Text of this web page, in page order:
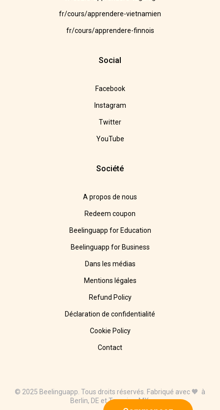
fr/cours/apprendere-vietnamien
fr/cours/apprendere-finnois
Social
Facebook
Instagram
Twitter
YouTube
Société
A propos de nous
Redeem coupon
Beelinguapp for Education
Beelinguapp for Business
Dans les médias
Mentions légales
Refund Policy
Déclaration de confidentialité
Cookie Policy
Contact
© 2025 Beelinguapp. Tous droits réservés. Fabriqué avec 🧡 à
Berlin, DE et Tampico, MX.